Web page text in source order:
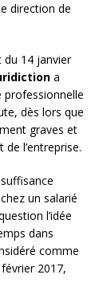
direction de
du 14 janvier
a
professionnelle
dès lors que
graves et
l’entreprise.
un salarié
l’idée
dans
comme
2017,